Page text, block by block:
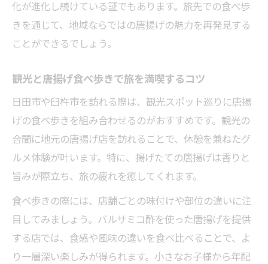
化が進化し続けている証でもあります。旅先での食べ歩
きを通じて、地域ならではの唐揚げの魅力を再発見する
ことができるでしょう。
観光と唐揚げ食べ歩きで旅を満喫するコツ
日田市や臼杵市を訪れる際は、観光スポット巡りに唐揚
げの食べ歩きを組み合わせるのがおすすめです。観光の
合間に地元の唐揚げ店を訪れることで、休憩を兼ねたグ
ルメ体験が叶います。特に、揚げたての唐揚げは香りと
旨みが際立ち、旅の疲れを癒してくれます。
食べ歩きの際には、店舗ごとの味付けや部位の違いに注
目してみましょう。バルサミコ酢を使った唐揚げを提供
する店では、食感や風味の違いを食べ比べることで、よ
り一層深い楽しみが得られます。小さなお子様から年配